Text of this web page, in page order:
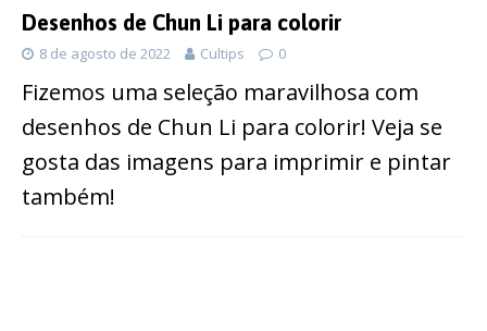
Desenhos de Chun Li para colorir
8 de agosto de 2022 Cultips 0
Fizemos uma seleção maravilhosa com
desenhos de Chun Li para colorir! Veja se
gosta das imagens para imprimir e pintar
também!